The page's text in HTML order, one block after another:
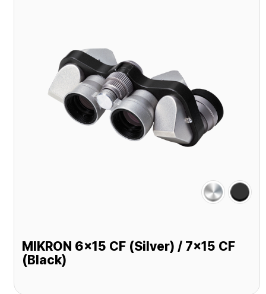
MIKRON 6x15 CF (Silver) / 7x15 CF
(Black)